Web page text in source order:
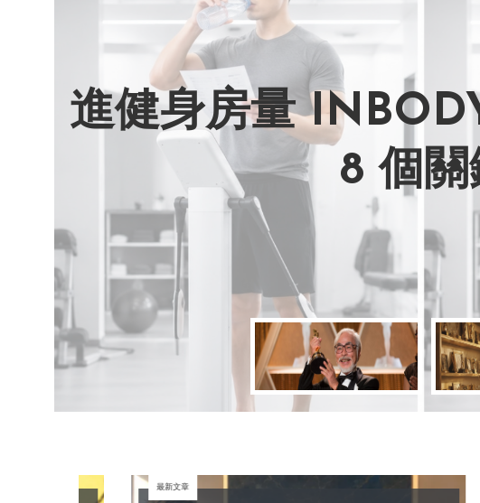
AI 複製吉卜力畫風
別讓過去的榮耀嘲
改變不用驚天動地
進健身房量
8 個關